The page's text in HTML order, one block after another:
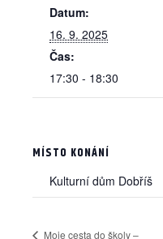
Datum:
16. 9. 2025
Čas:
17:30 - 18:30
MÍSTO KONÁNÍ
Kulturní dům Dobříš
Moje cesta do školy –